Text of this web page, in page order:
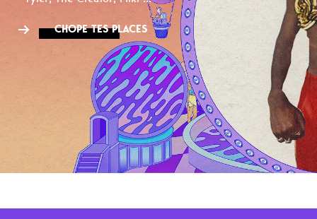
CHOPE TES PLACES